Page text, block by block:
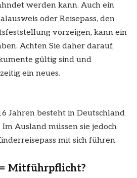
werden kann. Auch ein
oder Reisepass, den
vorzeigen, kann ein
Achten Sie daher darauf,
gültig sind und
ein neues.
Jahren besteht in Deutschland
Ausland müssen sie jedoch
mit sich führen.
Mitführpflicht?